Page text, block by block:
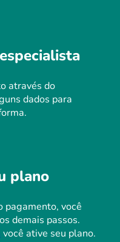
através do
dados para
plano
pagamento, você
demais passos.
você ative seu plano.